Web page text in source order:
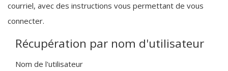
courriel, avec des instructions vous permettant de vous
connecter.
Récupération par nom d'utilisateur
Nom de l'utilisateur